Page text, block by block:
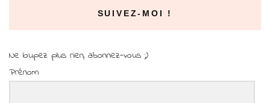
SUIVEZ-MOI !
Ne loupez plus rien, abonnez-vous ;)
Prénom